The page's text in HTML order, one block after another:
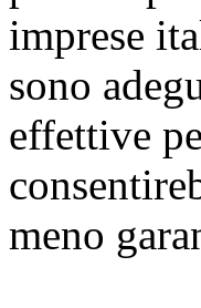
imprese
sono
effettive
meno